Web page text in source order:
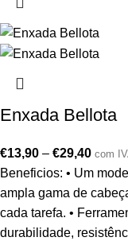
Enxada Bellota
€13,90 – €29,40 com
Beneficios: • Um
ampla gama de
cada tarefa. •
durabilidade,